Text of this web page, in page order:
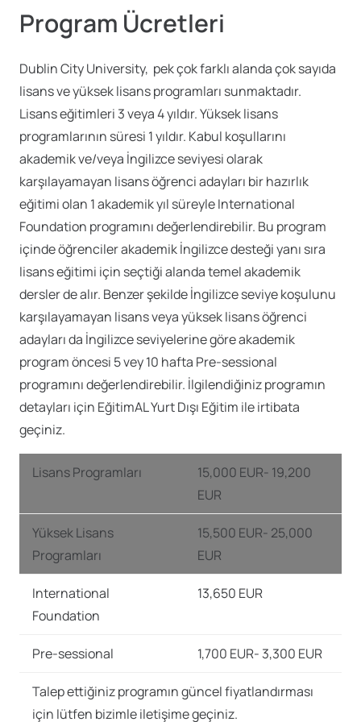
Program Ücretleri
Dublin City University, pek çok farklı alanda çok sayıda
lisans ve yüksek lisans programları sunmaktadır.
Lisans eğitimleri 3 veya 4 yıldır. Yüksek lisans
programlarının süresi 1 yıldır. Kabul koşullarını
akademik ve/veya İngilizce seviyesi olarak
karşılayamayan lisans öğrenci adayları bir hazırlık
eğitimi olan 1 akademik yıl süreyle International
Foundation programını değerlendirebilir. Bu program
içinde öğrenciler akademik İngilizce desteği yanı sıra
lisans eğitimi için seçtiği alanda temel akademik
dersler de alır. Benzer şekilde İngilizce seviye koşulunu
karşılayamayan lisans veya yüksek lisans öğrenci
adayları da İngilizce seviyelerine göre akademik
program öncesi 5 vey 10 hafta Pre-sessional
programını değerlendirebilir. İlgilendiğiniz programın
detayları için EğitimAL Yurt Dışı Eğitim ile irtibata
geçiniz.
Lisans Programları
15,000 EUR- 19,200
EUR
Yüksek Lisans
Programları
15,500 EUR- 25,000
EUR
International
Foundation
13,650 EUR
Pre-sessional 1,700 EUR- 3,300 EUR
Talep ettiğiniz programın güncel fiyatlandırması
için lütfen bizimle iletişime geçiniz.